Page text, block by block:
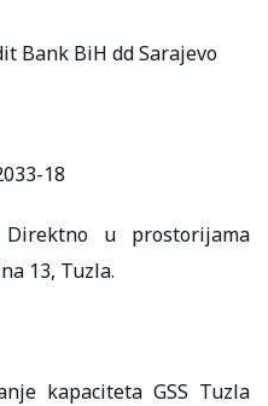
Bank BiH dd Sarajevo
18
u prostorijama
13, Tuzla.
kapaciteta GSS Tuzla